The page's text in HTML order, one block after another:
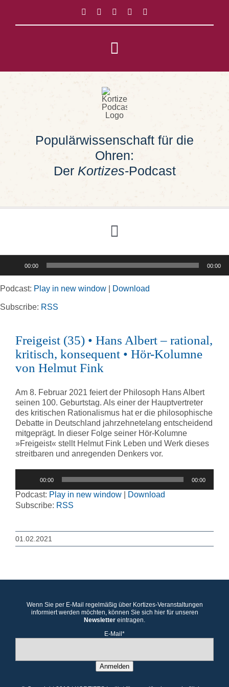
springen
Toggle
Navigation
Impressum
Datenschutz
Populärwissenschaft für die
Ohren:
Der Kortizes-Podcast
Toggle
Navigation
Rubriken
Kortizes Website
00:00 00:00
Podcast: Play in new window Download
Subscribe: RSS
Freigeist (35) • Hans Albert – rational,
kritisch, konsequent • Hör-Kolumne
von Helmut Fink
Am 8. Februar 2021 feiert der Philosoph Hans Albert
seinen 100. Geburtstag. Als einer der Hauptvertreter
des kritischen Rationalismus hat er die philosophische
Debatte in Deutschland jahrzehnetelang entscheidend
mitgeprägt. In dieser Folge seiner Hör-Kolumne
»Freigeist« stellt Helmut Fink Leben und Werk dieses
streitbaren und anregenden Denkers vor.
00:00 00:00
Podcast: Play in new window
Download
Subscribe: RSS
01.02.2021
Wenn Sie per E-Mail regelmäßig über Kortizes-Veranstaltungen
informiert werden möchten, können Sie sich hier für unseren
Newsletter eintragen.
E-Mail*
Anmelden